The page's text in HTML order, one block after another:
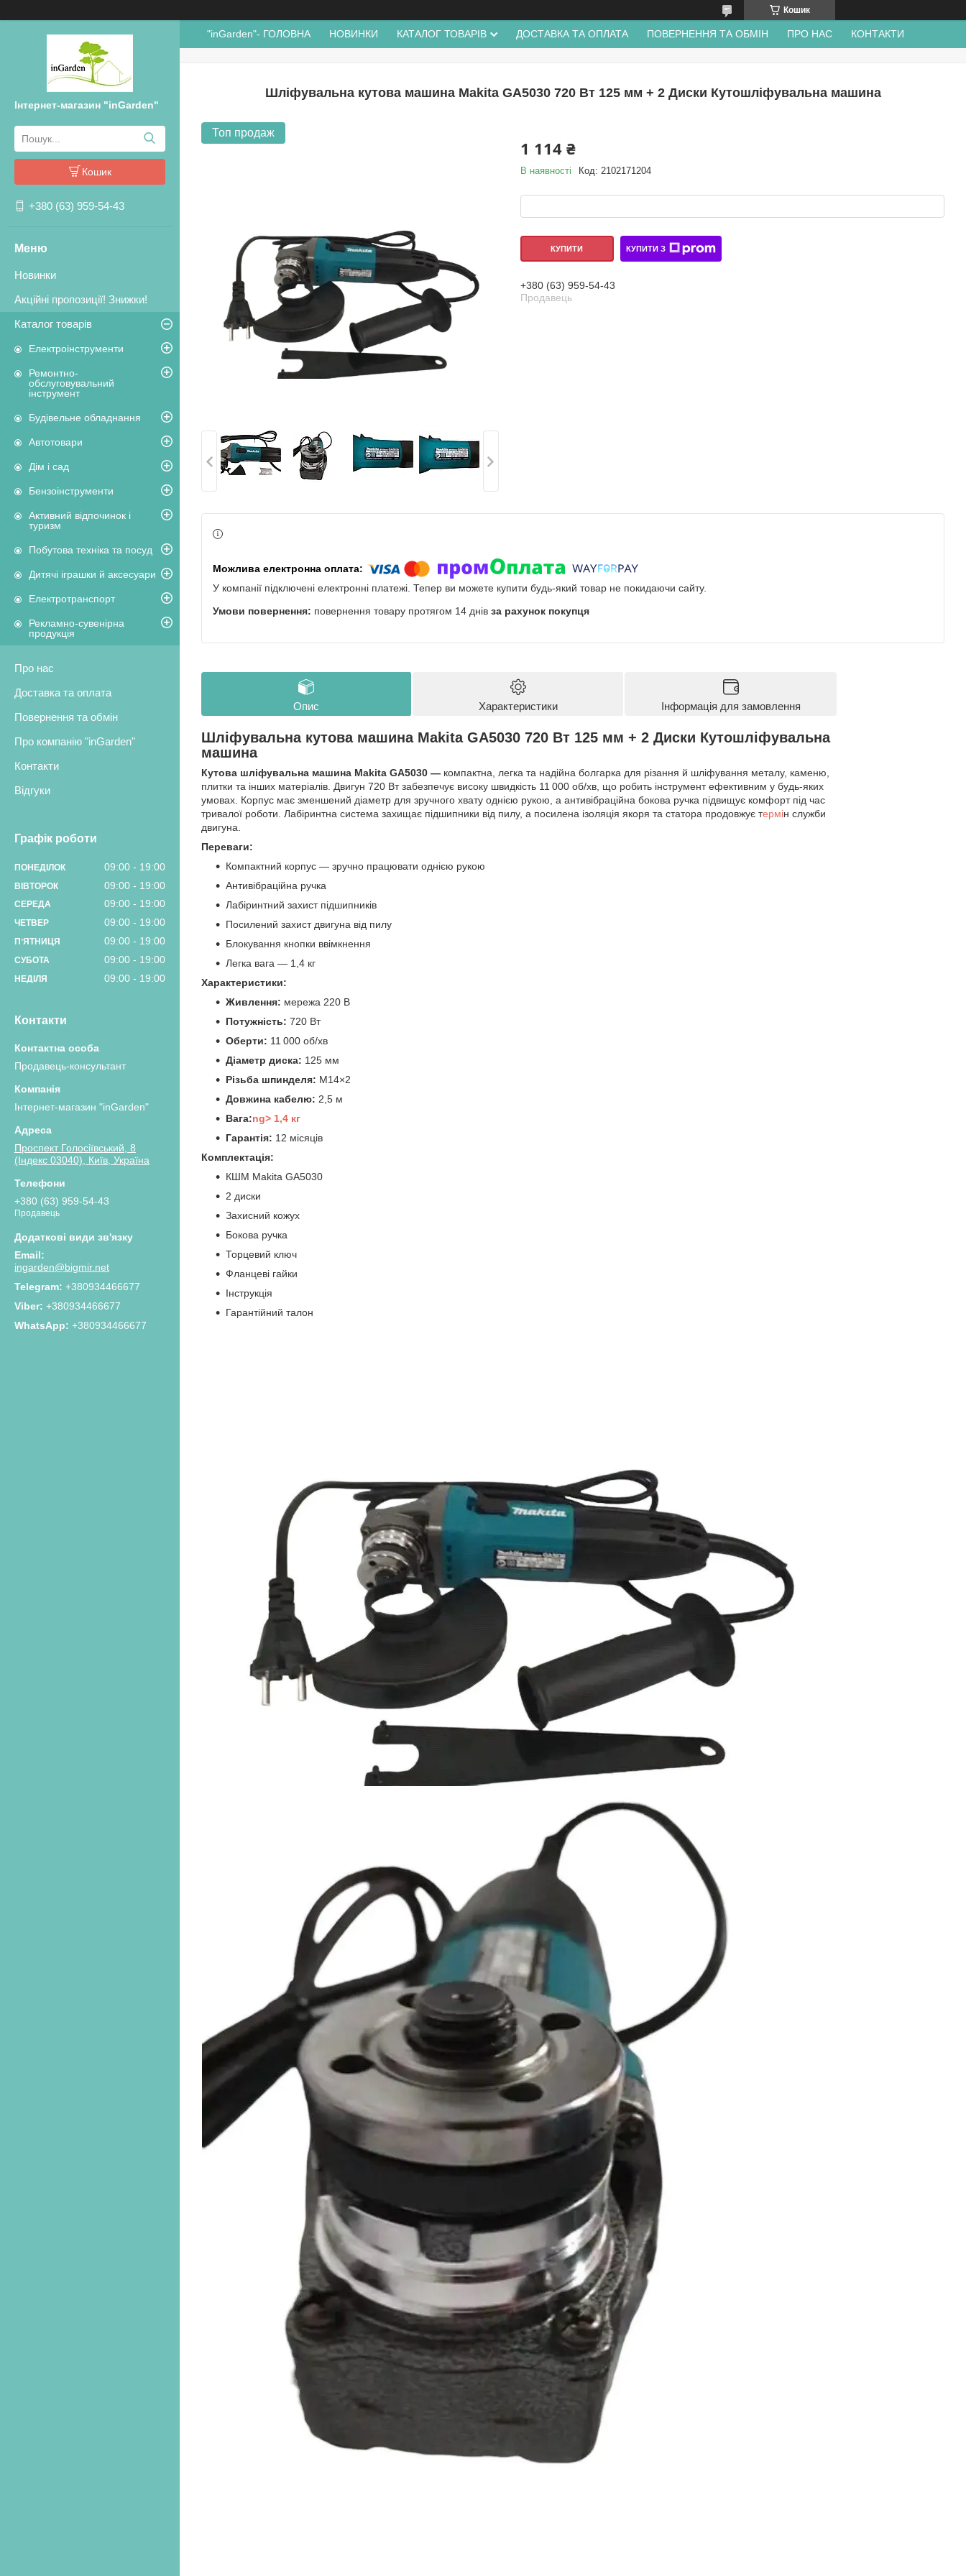
Кошик
Інтернет-магазин "inGarden"
Кошик
+380 (63) 959-54-43
Новинки
Акційні пропозиції! Знижки!
Каталог товарів
Електроінструменти
Ремонтно-
обслуговувальний
інструмент
Будівельне обладнання
Автотовари
Дім і сад
Бензоінструменти
Активний відпочинок і
туризм
Побутова техніка та посуд
Дитячі іграшки й аксесуари
Електротранспорт
Рекламно-сувенірна
продукція
Про нас
Доставка та оплата
Повернення та обмін
Про компанію "inGarden"
Контакти
Відгуки
Графік роботи
ПОНЕДІЛОК 09:00 19:00
ВІВТОРОК 09:00 19:00
СЕРЕДА 09:00 19:00
ЧЕТВЕР 09:00 19:00
ПʼЯТНИЦЯ 09:00 19:00
СУБОТА 09:00 19:00
НЕДІЛЯ 09:00 19:00
Контакти
Продавець-консультант
Інтернет-магазин "inGarden"
Проспект Голосіївський, 8
(Індекс 03040), Київ, Україна
+380 (63) 959-54-43
Продавець
ingarden@bigmir.net
+380934466677
+380934466677
+380934466677
"inGarden"- ГОЛОВНА НОВИНКИ КАТАЛОГ ТОВАРІВ ДОСТАВКА ТА ОПЛАТА ПОВЕРНЕННЯ ТА ОБМІН ПРО НАС КОНТАКТИ
Шліфувальна кутова машина Makita GA5030 720 Вт 125 мм + 2 Диски Кутошліфувальна машина
Топ продаж
1 114 ₴
В наявності Код: 2102171204
КУПИТИ КУПИТИ З
+380 (63) 959-54-43
Продавець
У компанії підключені електронні платежі. Тепер ви можете купити будь-який товар не покидаючи сайту.
повернення товару протягом 14 днів за рахунок покупця
Опис Характеристики Інформація для замовлення
Шліфувальна кутова машина Makita GA5030 720 Вт 125 мм + 2 Диски Кутошліфувальна
машина
Кутова шліфувальна машина Makita GA5030 — компактна, легка та надійна болгарка для різання й шліфування металу, каменю,
плитки та інших матеріалів. Двигун 720 Вт забезпечує високу швидкість 11 000 об/хв, що робить інструмент ефективним у будь‑яких
умовах. Корпус має зменшений діаметр для зручного хвату однією рукою, а антивібраційна бокова ручка підвищує комфорт під час
тривалої роботи. Лабіринтна система захищає підшипники від пилу, а посилена ізоляція якоря та статора продовжує термін служби
двигуна.
Переваги:
Компактний корпус — зручно працювати однією рукою
Антивібраційна ручка
Лабіринтний захист підшипників
Посилений захист двигуна від пилу
Блокування кнопки ввімкнення
Легка вага — 1,4 кг
Характеристики:
Живлення: мережа 220 В
Потужність: 720 Вт
Оберти: 11 000 об/хв
Діаметр диска: 125 мм
Різьба шпинделя: М14×2
Довжина кабелю: 2,5 м
Вага:ng> 1,4 кг
Гарантія: 12 місяців
Комплектація:
КШМ Makita GA5030
2 диски
Захисний кожух
Бокова ручка
Торцевий ключ
Фланцеві гайки
Інструкція
Гарантійний талон